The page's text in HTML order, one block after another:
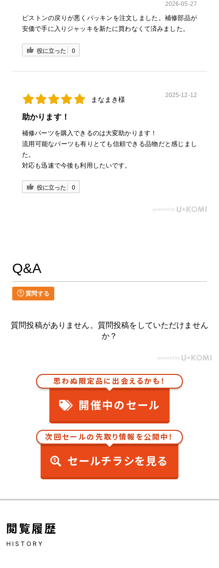
2026-05-27
ピストンの戻りが悪くパッキンを注文しました。補修部品が
安価で手に入りジャッキを新たに買わなくて済みました。
役に立った 0
まなまき様
2025-12-12
助かります！
補修パーツを購入できるのは大変助かります！
流用可能なパーツも有りとても信頼できる品物だと感じまし
た。
対応も迅速で今後も利用したいです。
役に立った 0
Q&A
質問する
質問投稿がありません。質問投稿をしていただけません
か？
思わぬ限定品に出会えるかも！
開催中のセール
次回セールの先取り情報を公開中！
セールチラシを見る
閲覧履歴
HISTORY